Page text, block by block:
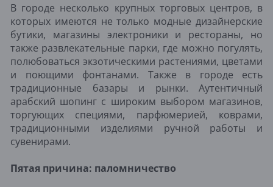
В городе несколько крупных торговых центров, в
которых имеются не только модные дизайнерские
бутики, магазины электроники и рестораны, но
также развлекательные парки, где можно погулять,
полюбоваться экзотическими растениями, цветами
и поющими фонтанами. Также в городе есть
традиционные базары и рынки. Аутентичный
арабский шопинг с широким выбором магазинов,
торгующих специями, парфюмерией, коврами,
традиционными изделиями ручной работы и
сувенирами.
Пятая причина: паломничество